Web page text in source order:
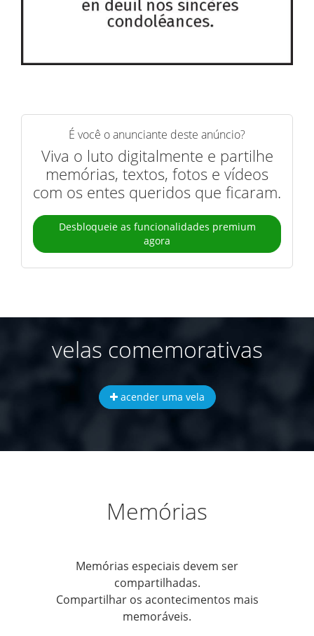
É você o anunciante deste anúncio?
Viva o luto digitalmente e partilhe
memórias, textos, fotos e vídeos
com os entes queridos que ficaram.
Desbloqueie as funcionalidades premium
agora
velas comemorativas
acender uma vela
Memórias
Memórias especiais devem ser
compartilhadas.
Compartilhar os acontecimentos mais
memoráveis.